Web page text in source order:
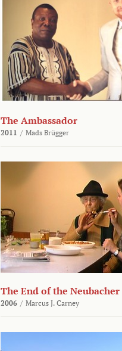
The Ambassador
2011 / Mads Brügger
The End of the
2006 / Marcus J. Carney